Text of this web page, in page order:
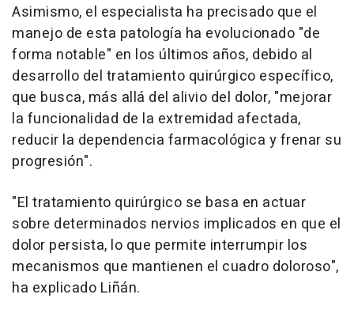
Asimismo, el especialista ha precisado que el
manejo de esta patología ha evolucionado "de
forma notable" en los últimos años, debido al
desarrollo del tratamiento quirúrgico específico,
que busca, más allá del alivio del dolor, "mejorar
la funcionalidad de la extremidad afectada,
reducir la dependencia farmacológica y frenar su
progresión".
"El tratamiento quirúrgico se basa en actuar
sobre determinados nervios implicados en que el
dolor persista, lo que permite interrumpir los
mecanismos que mantienen el cuadro doloroso",
ha explicado Liñán.